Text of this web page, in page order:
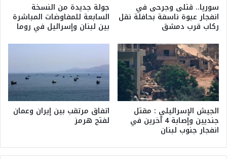
سوريا.. قتلى وجرحى في
انفجار عبوة ناسفة بحافلة نقل
ركاب قرب دمشق
جولة جديدة من النسخة
السابعة للمفاوضات المباشرة
بين لبنان وإسرائيل في روما
الجيش الإسرائيلي : مقتل
جنديين وإصابة 4 آخرين في
انفجار جنوب لبنان
اتفاق مرتقب بين إيران وعمان
لفتح هرمز